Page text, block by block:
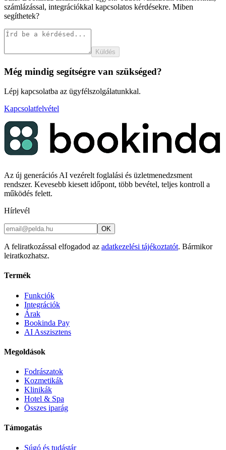
számlázással, integrációkkal kapcsolatos kérdésekre. Miben
segíthetek?
Küldés
Még mindig segítségre van szükséged?
Lépj kapcsolatba az ügyfélszolgálatunkkal.
Kapcsolatfelvétel
Az új generációs AI vezérelt foglalási és üzletmenedzsment
rendszer. Kevesebb kiesett időpont, több bevétel, teljes kontroll a
működés felett.
Hírlevél
OK
A feliratkozással elfogadod az adatkezelési tájékoztatót. Bármikor
leiratkozhatsz.
Termék
Funkciók
Integrációk
Árak
Bookinda Pay
AI Asszisztens
Megoldások
Fodrászatok
Kozmetikák
Klinikák
Hotel & Spa
Összes iparág
Támogatás
Súgó és tudástár